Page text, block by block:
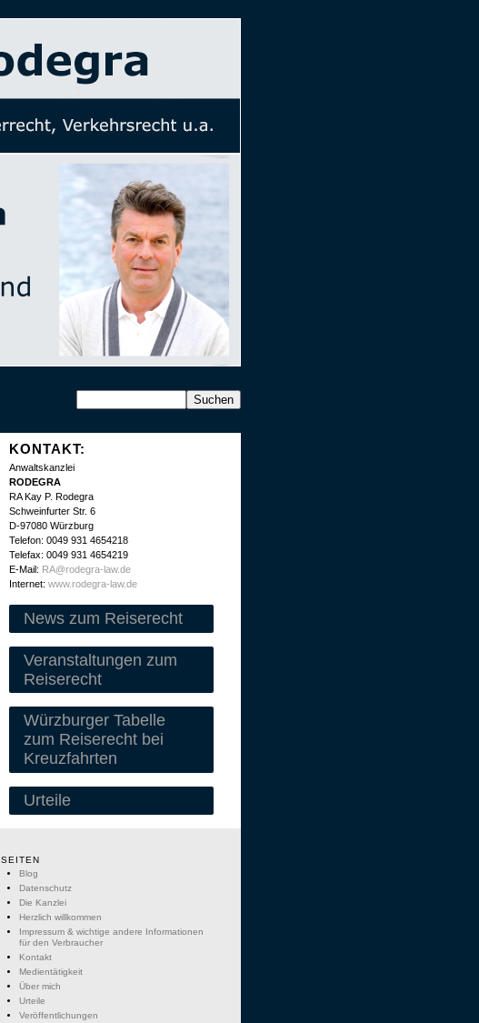
KONTAKT:
Anwaltskanzlei
RODEGRA
RA Kay P. Rodegra
Schweinfurter Str. 6
D-97080 Würzburg
Telefon: 0049 931 4654218
Telefax: 0049 931 4654219
E-Mail: RA@rodegra-law.de
Internet: www.rodegra-law.de
News zum Reiserecht
Veranstaltungen zum
Reiserecht
Würzburger Tabelle
zum Reiserecht bei
Kreuzfahrten
Urteile
SEITEN
Blog
Datenschutz
Die Kanzlei
Herzlich willkommen
Impressum & wichtige andere Informationen
für den Verbraucher
Kontakt
Medientätigkeit
Über mich
Urteile
Veröffentlichungen